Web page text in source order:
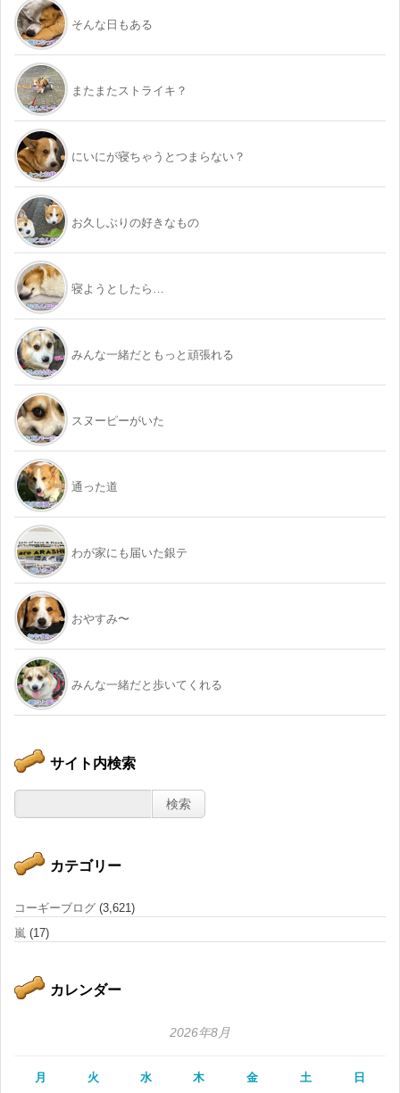
そんな日もある
またまたストライキ？
にいにが寝ちゃうとつまらない？
お久しぶりの好きなもの
寝ようとしたら…
みんな一緒だともっと頑張れる
スヌーピーがいた
通った道
わが家にも届いた銀テ
おやすみ〜
みんな一緒だと歩いてくれる
サイト内検索
カテゴリー
コーギーブログ (3,621)
嵐 (17)
カレンダー
2026年8月
月 火 水 木 金 土 日